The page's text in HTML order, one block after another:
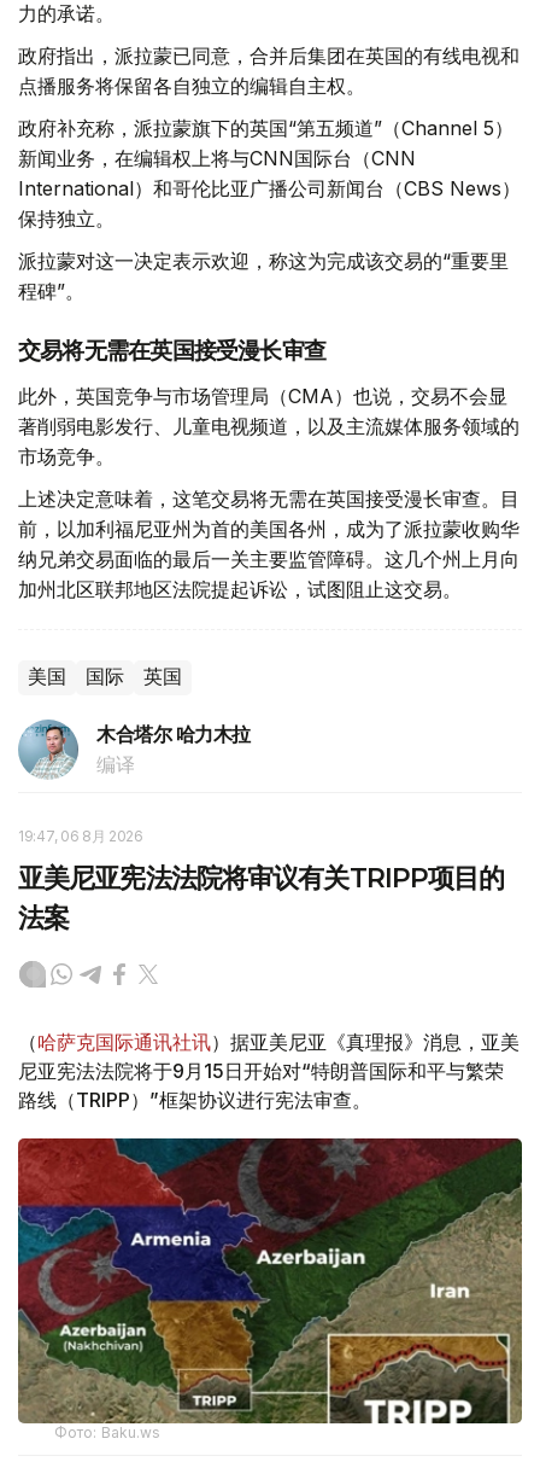
力的承诺。
政府指出，派拉蒙已同意，合并后集团在英国的有线电视和
点播服务将保留各自独立的编辑自主权。
政府补充称，派拉蒙旗下的英国“第五频道”（Channel 5）
新闻业务，在编辑权上将与CNN国际台（CNN
International）和哥伦比亚广播公司新闻台（CBS News）
保持独立。
派拉蒙对这一决定表示欢迎，称这为完成该交易的“重要里
程碑”。
交易将无需在英国接受漫长审查
此外，英国竞争与市场管理局（CMA）也说，交易不会显
著削弱电影发行、儿童电视频道，以及主流媒体服务领域的
市场竞争。
上述决定意味着，这笔交易将无需在英国接受漫长审查。目
前，以加利福尼亚州为首的美国各州，成为了派拉蒙收购华
纳兄弟交易面临的最后一关主要监管障碍。这几个州上月向
加州北区联邦地区法院提起诉讼，试图阻止这交易。
美国 国际 英国
木合塔尔 哈力木拉
编译
19:47, 06 8月 2026
亚美尼亚宪法法院将审议有关TRIPP项目的
法案
（哈萨克国际通讯社讯）据亚美尼亚《真理报》消息，亚美
尼亚宪法法院将于9月15日开始对“特朗普国际和平与繁荣
路线（TRIPP）”框架协议进行宪法审查。
Фото: Baku.ws